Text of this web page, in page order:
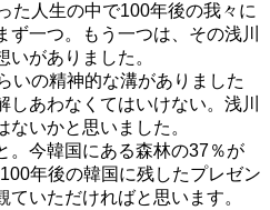
た人生の中で100年後の我々に
一つ。もう一つは、その浅川
がありました。
いの精神的な溝がありました
あわなくてはいけない。浅川
いかと思いました。
。今韓国にある森林の37％が
年後の韓国に残したプレゼン
いただければと思います。